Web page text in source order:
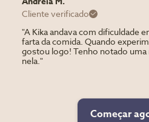
Cliente verificado
"A Kika andava com dificuldade
farta da comida. Quando
gostou logo! Tenho notado uma
nela."
Começar